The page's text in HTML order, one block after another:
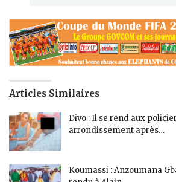
Articles Similaires
Divo : Il se rend aux
arrondissement après…
Koumassi : Anzoumana